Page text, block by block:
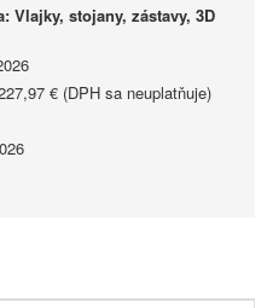
Vlajky, stojany, zástavy, 3D
€ (DPH sa neuplatňuje)